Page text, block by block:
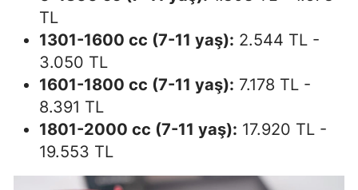
TL
1301-1600 cc (7-11 yaş): 2.544 TL -
3.050 TL
1601-1800 cc (7-11 yaş): 7.178 TL -
8.391 TL
1801-2000 cc (7-11 yaş): 17.920 TL -
19.553 TL